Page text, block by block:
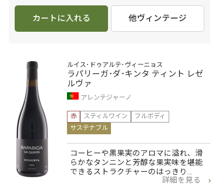
カートに入れる 他ヴィンテージ
ルイス･ドゥアルテ･ヴィーニョス
ラパリーガ･ダ･キンタ ティント レゼ
ルヴァ
アレンテジャーノ
赤
スティルワイン
フルボディ
サステナブル
コーヒーや黒果実のアロマに溢れ、滑
らかなタンニンと芳醇な果実味を堪能
できるストラクチャーのはっきり…
詳細を見る